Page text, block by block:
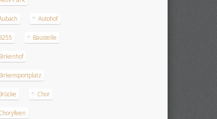
Autohof
Baustelle
Chor